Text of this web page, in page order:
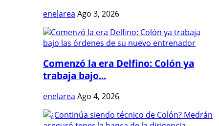
enelarea Ago 3, 2026
Comenzó la era Delfino: Colón ya
trabaja bajo...
enelarea Ago 4, 2026